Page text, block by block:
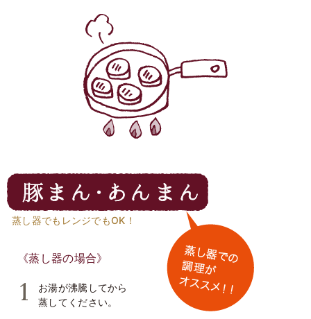
蒸し器でもレンジでもOK！
《蒸し器の場合》
お湯が沸騰してから
蒸してください。